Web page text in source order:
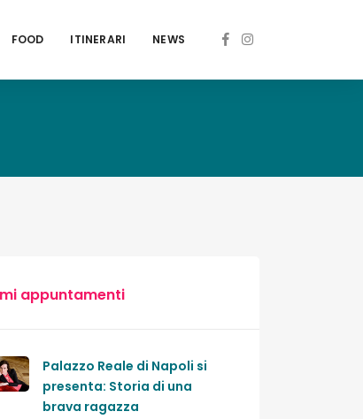
FOOD ITINERARI NEWS
appuntamenti
Palazzo Reale di Napoli si
presenta: Storia di una
brava ragazza